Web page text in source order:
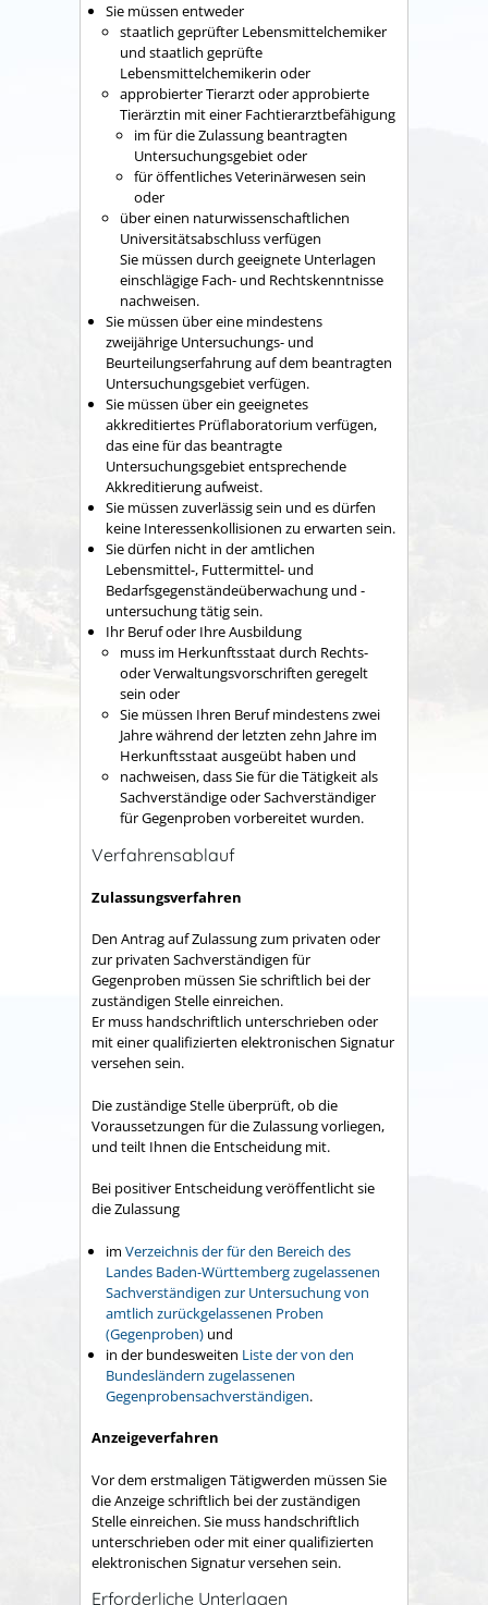
Sie müssen entweder
staatlich geprüfter Lebensmittelchemiker
und staatlich geprüfte
Lebensmittelchemikerin oder
approbierter Tierarzt oder approbierte
Tierärztin mit einer Fachtierarztbefähigung
im für die Zulassung beantragten
Untersuchungsgebiet oder
für öffentliches Veterinärwesen sein
oder
über einen naturwissenschaftlichen
Universitätsabschluss verfügen
Sie müssen durch geeignete Unterlagen
einschlägige Fach- und Rechtskenntnisse
nachweisen.
Sie müssen über eine mindestens
zweijährige Untersuchungs- und
Beurteilungserfahrung auf dem beantragten
Untersuchungsgebiet verfügen.
Sie müssen über ein geeignetes
akkreditiertes Prüflaboratorium verfügen,
das eine für das beantragte
Untersuchungsgebiet entsprechende
Akkreditierung aufweist.
Sie müssen zuverlässig sein und es dürfen
keine Interessenkollisionen zu erwarten sein.
Sie dürfen nicht in der amtlichen
Lebensmittel-, Futtermittel- und
Bedarfsgegenständeüberwachung und -
untersuchung tätig sein.
Ihr Beruf oder Ihre Ausbildung
muss im Herkunftsstaat durch Rechts-
oder Verwaltungsvorschriften geregelt
sein oder
Sie müssen Ihren Beruf mindestens zwei
Jahre während der letzten zehn Jahre im
Herkunftsstaat ausgeübt haben und
nachweisen, dass Sie für die Tätigkeit als
Sachverständige oder Sachverständiger
für Gegenproben vorbereitet wurden.
Verfahrensablauf
Zulassungsverfahren
Den Antrag auf Zulassung zum privaten oder
zur privaten Sachverständigen für
Gegenproben müssen Sie schriftlich bei der
zuständigen Stelle einreichen.
Er muss handschriftlich unterschrieben oder
mit einer qualifizierten elektronischen Signatur
versehen sein.
Die zuständige Stelle überprüft, ob die
Voraussetzungen für die Zulassung vorliegen,
und teilt Ihnen die Entscheidung mit.
Bei positiver Entscheidungveröffentlicht sie
die Zulassung
im Verzeichnis der für den Bereich des
Landes Baden-Württemberg zugelassenen
Sachverständigen zur Untersuchung von
amtlich zurückgelassenen Proben
(Gegenproben) und
in der bundesweiten Liste der von den
Bundesländern zugelassenen
Gegenprobensachverständigen.
Anzeigeverfahren
Vor dem erstmaligen Tätigwerden müssen Sie
die Anzeige schriftlich bei der zuständigen
Stelle einreichen. Sie muss handschriftlich
unterschrieben oder mit einer qualifizierten
elektronischen Signatur versehen sein.
Erforderliche Unterlagen